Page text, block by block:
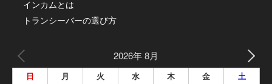
インカムとは
トランシーバーの選び方
2026年 8月
日 月 火 水 木 金 土